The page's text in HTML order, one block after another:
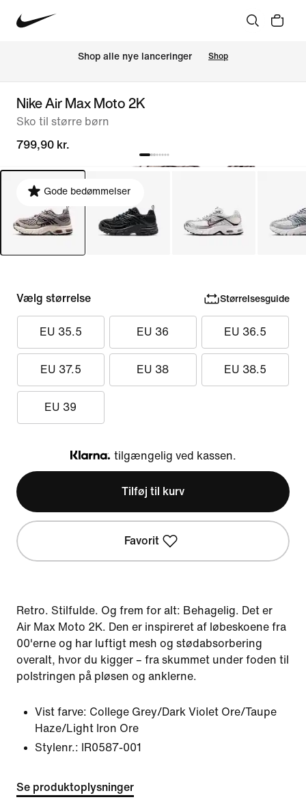
Shop alle nye lanceringer Shop
Nike Air Max Moto 2K
Sko til større børn
799,90 kr.
Gode bedømmelser
Vælg størrelse Størrelsesguide
EU 35.5 EU 36 EU 36.5
EU 37.5 EU 38 EU 38.5
EU 39
Klarna
tilgængelig ved kassen.
Tilføj til kurv
Favorit
Retro. Stilfulde. Og frem for alt: Behagelig. Det er
Air Max Moto 2K. Den er inspireret af løbeskoene fra
00'erne og har luftigt mesh og stødabsorbering
overalt, hvor du kigger – fra skummet under foden til
polstringen på pløsen og anklerne.
Vist farve: College Grey/Dark Violet Ore/Taupe
Haze/Light Iron Ore
Stylenr.:
IR0587-001
Se produktoplysninger